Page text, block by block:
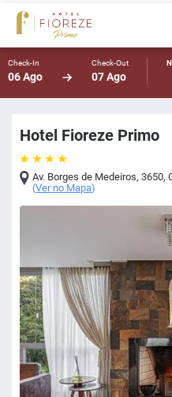
Check-In
06 Ago
Check-Out
07 Ago
Hotel Fioreze Primo
Av. Borges de Medeiros, 3650,
(Ver no Mapa)